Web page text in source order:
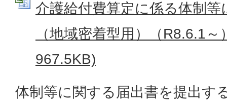
介護給付費算定に係る体制等
（地域密着型用）（R8.6.1
967.5KB)
体制等に関する届出書を提出す